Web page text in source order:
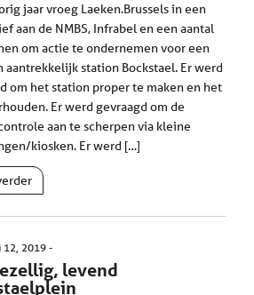
jaar vroeg Laeken.Brussels in een
aan de NMBS, Infrabel en een aantal
om actie te ondernemen voor een
aantrekkelijk station Bockstael. Er werd
om het station proper te maken en het
Er werd gevraagd om de
aan te scherpen via kleine
kiosken. Er werd […]
12, 2019
levend